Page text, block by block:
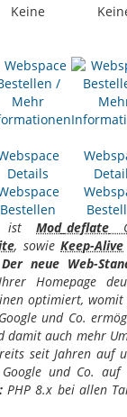
Keine
Details
Bestellen
istMod_deflate
, sowieKeep-Alive
neue Web-
Homepage
optimiert, womit
und Co.
damit auch mehr
seit Jahren auf
und Co. auf
PHP 8.x bei allen